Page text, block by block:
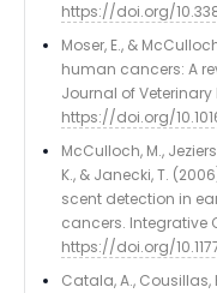
https://doi.org/
Moser, E., &
human cancers: A
Journal of Veterinary
https://doi.org/
McCulloch, M.,
K., & Janecki, T.
scent detection in
cancers. Integrative
https://doi.org/
Catala, A., Cousillas,